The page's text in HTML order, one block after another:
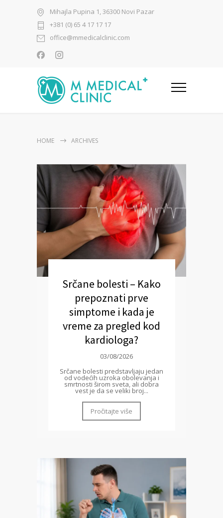
Mihajla Pupina 1, 36300 Novi Pazar
+381 (0) 65 4 17 17 17
office@mmedicalclinic.com
HOME ARCHIVES
Srčane bolesti – Kako
prepoznati prve
simptome i kada je
vreme za pregled kod
kardiologa?
03/08/2026
Srčane bolesti predstavljaju jedan
od vodećih uzroka obolevanja i
smrtnosti širom sveta, ali dobra
vest je da se veliki broj...
Pročitajte više